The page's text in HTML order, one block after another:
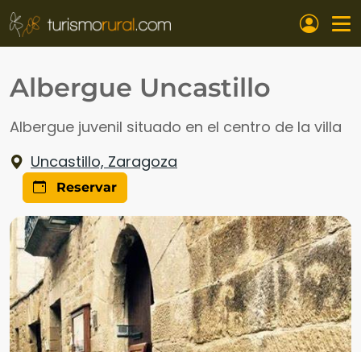
Pasar al contenido principal
Albergue Uncastillo
Albergue juvenil situado en el centro de la villa
Uncastillo, Zaragoza
Reservar